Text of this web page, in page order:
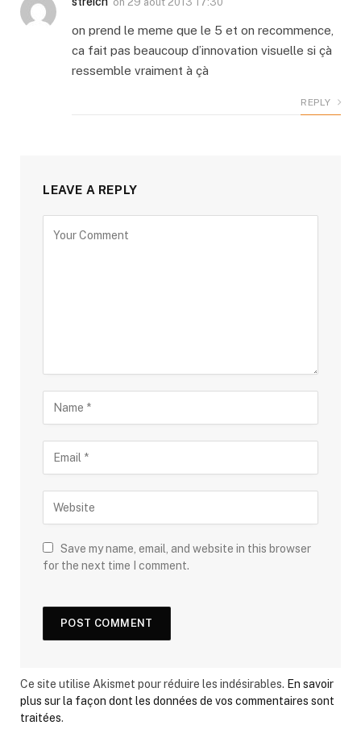
on prend le meme que le 5 et on recommence,
ca fait pas beaucoup d’innovation visuelle si çà
ressemble vraiment à çà
REPLY
LEAVE A REPLY
Save my name, email, and website in this browser
for the next time I comment.
Ce site utilise Akismet pour réduire les indésirables. En savoir
plus sur la façon dont les données de vos commentaires sont
traitées.